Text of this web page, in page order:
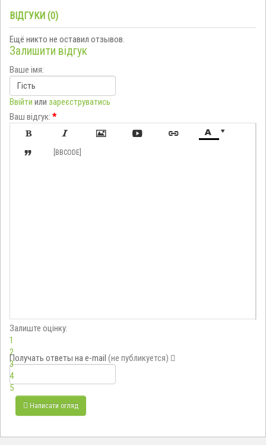
ВІДГУКИ (0)
Ещё никто не оставил отзывов.
Залишити відгук
Ваше імя:
Ввійти или зареєструватись
Ваш відгук: *

     
 [BBCODE]
Залиште оцінку:
1
2
3
4
5
Получать ответы на e-mail (не публикуется)
Написати огляд